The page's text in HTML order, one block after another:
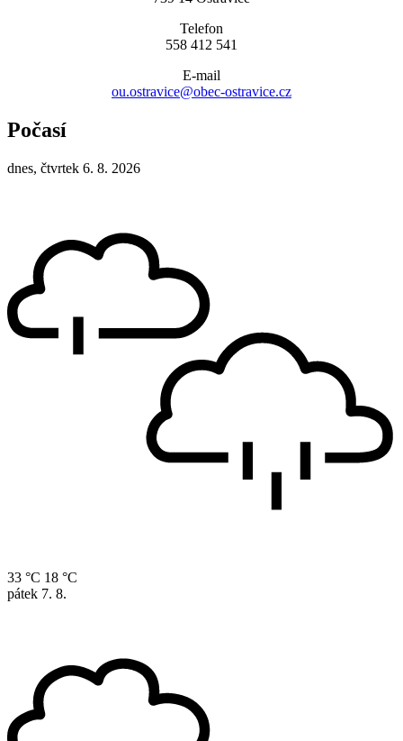
Telefon
558 412 541
E-mail
ou.ostravice@obec-ostravice.cz
Počasí
dnes, čtvrtek 6. 8. 2026
33 °C 18 °C
pátek 7. 8.